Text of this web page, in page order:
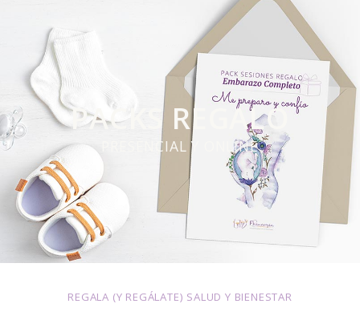
PACKS REGALO
PRESENCIAL Y ONLINE
REGALA (Y REGÁLATE) SALUD Y BIENESTAR